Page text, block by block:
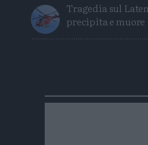
Tragedia sul
precipita e muore